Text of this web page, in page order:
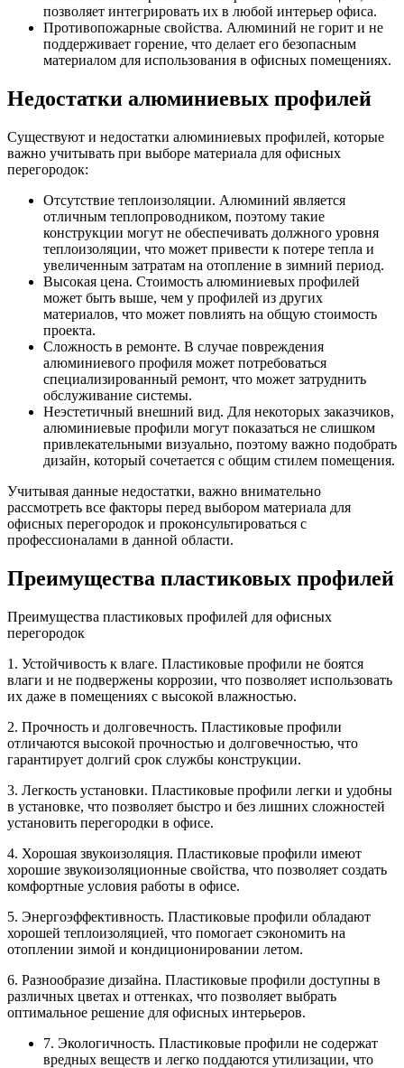
позволяет интегрировать их в любой интерьер офиса.
Противопожарные свойства. Алюминий не горит и не
поддерживает горение, что делает его безопасным
материалом для использования в офисных помещениях.
Недостатки алюминиевых профилей
Существуют и недостатки алюминиевых профилей, которые
важно учитывать при выборе материала для офисных
перегородок:
Отсутствие теплоизоляции. Алюминий является
отличным теплопроводником, поэтому такие
конструкции могут не обеспечивать должного уровня
теплоизоляции, что может привести к потере тепла и
увеличенным затратам на отопление в зимний период.
Высокая цена. Стоимость алюминиевых профилей
может быть выше, чем у профилей из других
материалов, что может повлиять на общую стоимость
проекта.
Сложность в ремонте. В случае повреждения
алюминиевого профиля может потребоваться
специализированный ремонт, что может затруднить
обслуживание системы.
Неэстетичный внешний вид. Для некоторых заказчиков,
алюминиевые профили могут показаться не слишком
привлекательными визуально, поэтому важно подобрать
дизайн, который сочетается с общим стилем помещения.
Учитывая данные недостатки, важно внимательно
рассмотреть все факторы перед выбором материала для
офисных перегородок и проконсультироваться с
профессионалами в данной области.
Преимущества пластиковых профилей
Преимущества пластиковых профилей для офисных
перегородок
1. Устойчивость к влаге. Пластиковые профили не боятся
влаги и не подвержены коррозии, что позволяет использовать
их даже в помещениях с высокой влажностью.
2. Прочность и долговечность. Пластиковые профили
отличаются высокой прочностью и долговечностью, что
гарантирует долгий срок службы конструкции.
3. Легкость установки. Пластиковые профили легки и удобны
в установке, что позволяет быстро и без лишних сложностей
установить перегородки в офисе.
4. Хорошая звукоизоляция. Пластиковые профили имеют
хорошие звукоизоляционные свойства, что позволяет создать
комфортные условия работы в офисе.
5. Энергоэффективность. Пластиковые профили обладают
хорошей теплоизоляцией, что помогает сэкономить на
отоплении зимой и кондиционировании летом.
6. Разнообразие дизайна. Пластиковые профили доступны в
различных цветах и оттенках, что позволяет выбрать
оптимальное решение для офисных интерьеров.
7. Экологичность. Пластиковые профили не содержат
вредных веществ и легко поддаются утилизации, что